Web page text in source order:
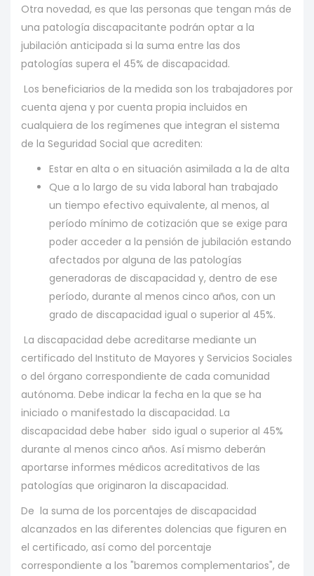
Otra novedad, es que las personas que tengan más de
una patología discapacitante podrán optar a la
jubilación anticipada si la suma entre las dos
patologías supera el 45% de discapacidad.
Los beneficiarios de la medida son los trabajadores por
cuenta ajena y por cuenta propia incluidos en
cualquiera de los regímenes que integran el sistema
de la Seguridad Social que acrediten:
Estar en alta o en situación asimilada a la de alta
Que a lo largo de su vida laboral han trabajado
un tiempo efectivo equivalente, al menos, al
período mínimo de cotización que se exige para
poder acceder a la pensión de jubilación estando
afectados por alguna de las patologías
generadoras de discapacidad y, dentro de ese
período, durante al menos cinco años, con un
grado de discapacidad igual o superior al 45%.
La discapacidad debe acreditarse mediante un
certificado del Instituto de Mayores y Servicios Sociales
o del órgano correspondiente de cada comunidad
autónoma. Debe indicar la fecha en la que se ha
iniciado o manifestado la discapacidad. La
discapacidad debe haber sido igual o superior al 45%
durante al menos cinco años. Así mismo deberán
aportarse informes médicos acreditativos de las
patologías que originaron la discapacidad.
De la suma de los porcentajes de discapacidad
alcanzados en las diferentes dolencias que figuren en
el certificado, así como del porcentaje
correspondiente a los "baremos complementarios", de